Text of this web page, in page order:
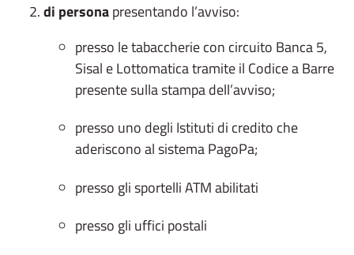
di personapresentando l’avviso:
presso le tabaccherie con circuito Banca 5,
Sisal e Lottomatica tramite il Codice a Barre
presente sulla stampa dell’avviso;
presso uno degli Istituti di credito che
aderiscono al sistema PagoPa;
presso gli sportelli ATM abilitati
presso gli uffici postali